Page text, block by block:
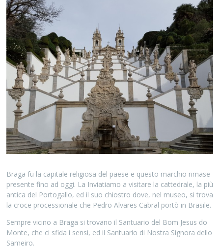
Braga fu la capitale religiosa del paese e questo marchio rimase
presente fino ad oggi. La Inviatiamo a visitare la cattedrale, la più
antica del Portogallo, ed il suo chiostro dove, nel museo, si trova
la croce processionale che Pedro Alvares Cabral portò in Brasile.
Sempre vicino a Braga si trovano il Santuario del Bom Jesus do
Monte, che ci sfida i sensi, ed il Santuario di Nostra Signora dello
Sameiro.